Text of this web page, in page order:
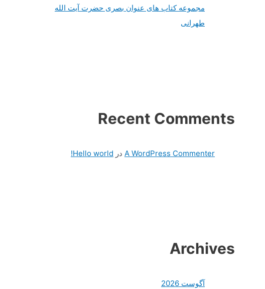
مجموعه کتاب های عنوان بصری حضرت آیت الله
طهرانی
Recent Comments
A WordPress Commenter در Hello world!
Archives
آگوست 2026